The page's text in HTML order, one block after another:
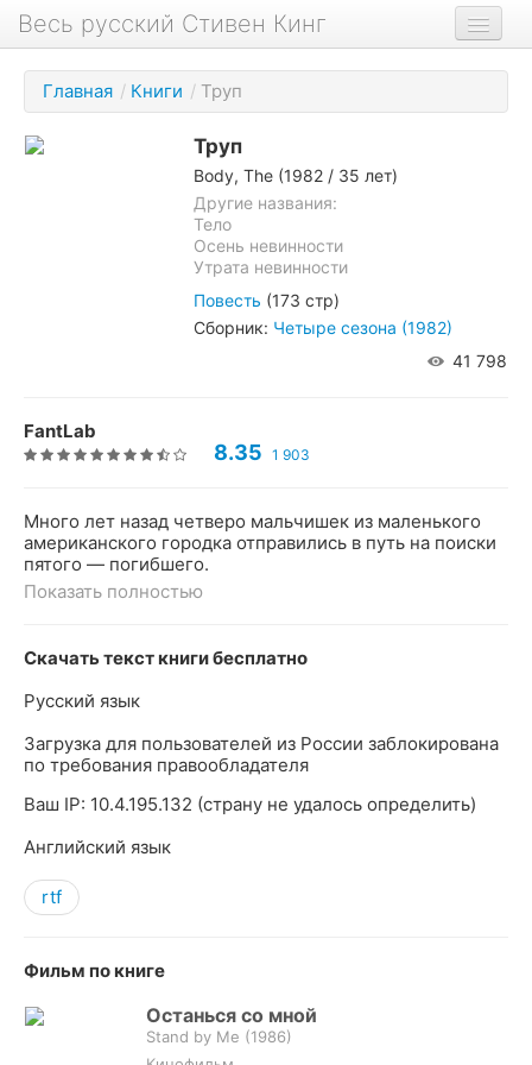
Весь русский Стивен Кинг
Книги
Фильмы
Аудиокниги
Главная / Книги / Труп
Труп
Body, The (1982 / 35 лет)
Другие названия:
Тело
Осень невинности
Утрата невинности
Повесть (173 стр)
Сборник: Четыре сезона (1982)
41 798
FantLab
8.35 1 903
Много лет назад четверо мальчишек из маленького
американского городка отправились в путь на поиски
пятого — погибшего.
Показать полностью
Скачать текст книги бесплатно
Русский язык
Загрузка для пользователей из России заблокирована
по требования правообладателя
Ваш IP: 10.4.195.132 (страну не удалось определить)
Английский язык
rtf
Фильм по книге
Останься со мной
Stand by Me (1986)